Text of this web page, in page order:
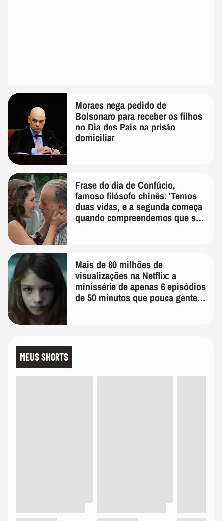
Moraes nega pedido de
Bolsonaro para receber os filhos
no Dia dos Pais na prisão
domiciliar
Frase do dia de Confúcio,
famoso filósofo chinês: 'Temos
duas vidas, e a segunda começa
quando compreendemos que só
Mais de 80 milhões de
visualizações na Netflix: a
minissérie de apenas 6 episódios
de 50 minutos que pouca gente
MEUS SHORTS